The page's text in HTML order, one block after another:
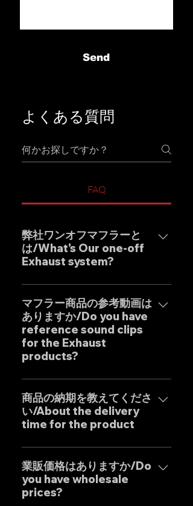
Send
よくある質問
FAQ
弊社ワンオフマフラーと
は/What's Our one-off
Exhaust system?
弊社ワンオフマフラーブラン
ド"GOAT STRADA"は究極のサウ
ンドをモットーとしたエキゾース
トシステムです。 日本人の"もの
づくり"の感覚と自社工場専属日本
人デザイナーによる妥協のない設
コストパフォーマンスを実現した
商品となります。 Our custom
one-off muffler brand "GOAT
STRADA" is an exhaust system
with the motto of achieving the
ultimate sound. It is a product
that combines the Japanese
"monozukuri" (craftsmanship)
マフラー商品の参考動画は
ありますか/Do you have
reference sound clips
for the Exhaust
products?
はい、弊社のマフラーは国内のお
客様はもとより世界中のお客様に
広くご販売しておりますので動画
に関しましては個別的にお問い合
only to domestic customers
but to customers around the
world. For sound clips, please
商品の納期を教えてくださ
い/About the delivery
time for the product
弊社のマフラーはお客様のご要望
に最大限応えるべく完全にテーラ
ーメイドの受注生産となりますの
で、一部の商品を除き通常の納期
業販価格はありますか/Do
you have wholesale
prices?